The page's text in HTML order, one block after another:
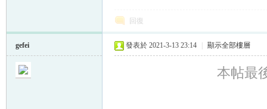
回復
gefei 發表於 2021-3-13 23:14 顯示全部樓層
本帖最